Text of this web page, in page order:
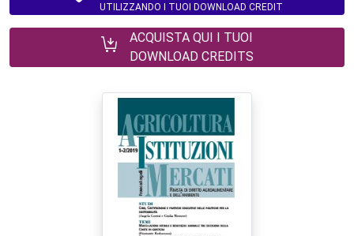
UTILIZZANDO I TUOI DOWNLOAD CREDIT
ACQUISTA QUI I TUOI
DOWNLOAD CREDITS